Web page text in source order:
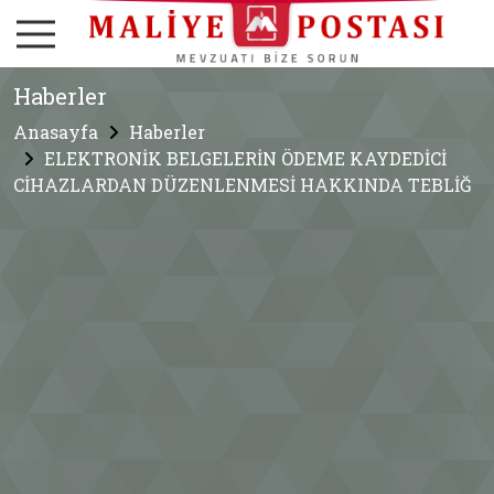
Haberler
Anasayfa
Haberler
ELEKTRONİK BELGELERİN ÖDEME KAYDEDİCİ
CİHAZLARDAN DÜZENLENMESİ HAKKINDA TEBLİĞ